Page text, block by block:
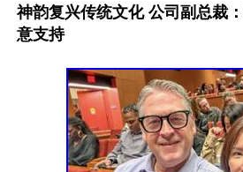
神韵复兴传统文化 公司副总裁
意支持